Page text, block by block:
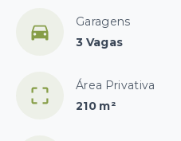
Garagens
3 Vagas
Área Privativa
210 m²